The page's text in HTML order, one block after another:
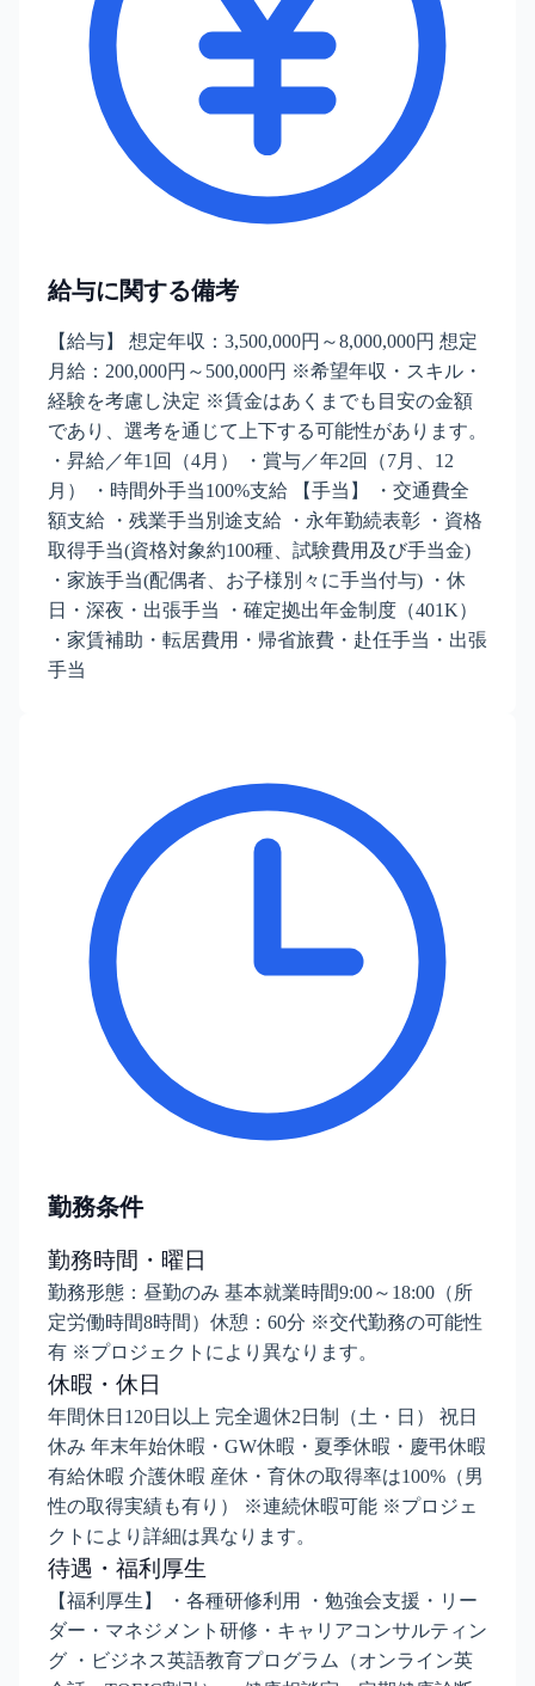
給与に関する備考
【給与】 想定年収：3,500,000円～8,000,000円 想定
月給：200,000円～500,000円 ※希望年収・スキル・
経験を考慮し決定 ※賃金はあくまでも目安の金額
であり、選考を通じて上下する可能性があります。
・昇給／年1回（4月） ・賞与／年2回（7月、12
月） ・時間外手当100%支給 【手当】 ・交通費全
額支給 ・残業手当別途支給 ・永年勤続表彰 ・資格
取得手当(資格対象約100種、試験費用及び手当金)
・家族手当(配偶者、お子様別々に手当付与) ・休
日・深夜・出張手当 ・確定拠出年金制度（401K）
・家賃補助・転居費用・帰省旅費・赴任手当・出張
手当
勤務条件
勤務時間・曜日
勤務形態：昼勤のみ 基本就業時間9:00～18:00（所
定労働時間8時間）休憩：60分 ※交代勤務の可能性
有 ※プロジェクトにより異なります。
休暇・休日
年間休日120日以上 完全週休2日制（土・日） 祝日
休み 年末年始休暇・GW休暇・夏季休暇・慶弔休暇
有給休暇 介護休暇 産休・育休の取得率は100%（男
性の取得実績も有り） ※連続休暇可能 ※プロジェ
クトにより詳細は異なります。
待遇・福利厚生
【福利厚生】 ・各種研修利用 ・勉強会支援・リー
ダー・マネジメント研修・キャリアコンサルティン
グ ・ビジネス英語教育プログラム（オンライン英